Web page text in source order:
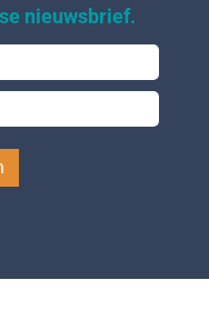
nieuwsbrief.